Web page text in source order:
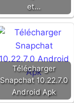
et…
Télécharger
Snapchat 10.22.7.0
Android Apk